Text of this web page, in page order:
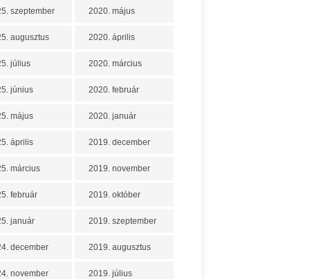
szeptember
augusztus
július
június
május
április
március
február
január
december
november
2020. május
2020. április
2020. március
2020. február
2020. január
2019. december
2019. november
2019. október
2019. szeptember
2019. augusztus
2019. július